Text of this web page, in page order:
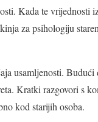
Kada te vrijednosti
za psihologiju
usamljenosti.
Kratki razgovori s
kod starijih osoba.